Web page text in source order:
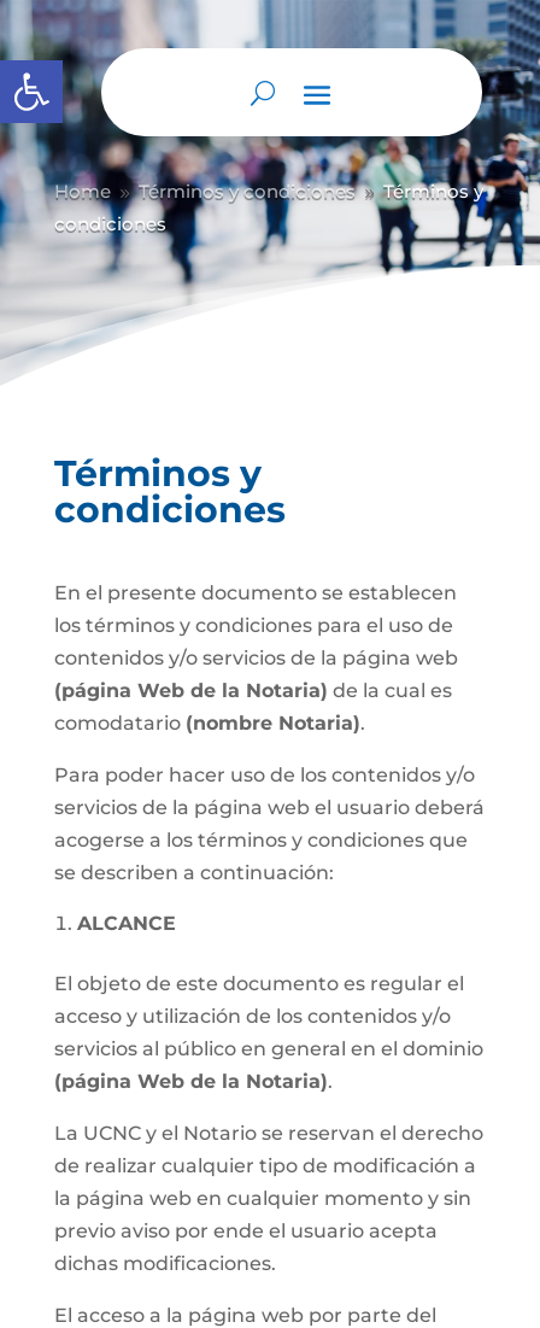
Abrir barra de herramientas
Home 9 Términos y condiciones 9 Términos y
condiciones
Términos y
condiciones
En el presente documento se establecen
los términos y condiciones para el uso de
contenidos y/o servicios de la página web
(página Web de la Notaria) de la cual es
comodatario (nombre Notaria).
Para poder hacer uso de los contenidos y/o
servicios de la página web el usuario deberá
acogerse a los términos y condiciones que
se describen a continuación:
ALCANCE
El objeto de este documento es regular el
acceso y utilización de los contenidos y/o
servicios al público en general en el dominio
(página Web de la Notaria).
La UCNC y el Notario se reservan el derecho
de realizar cualquier tipo de modificación a
la página web en cualquier momento y sin
previo aviso por ende el usuario acepta
dichas modificaciones.
El acceso a la página web por parte del